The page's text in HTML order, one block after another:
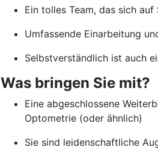
Ein tolles Team, das sich auf
Umfassende Einarbeitung
Selbstverständlich ist auch
Was bringen Sie mit?
Eine abgeschlossene
Optometrie (oder ähnlich)
Sie sind leidenschaftliche